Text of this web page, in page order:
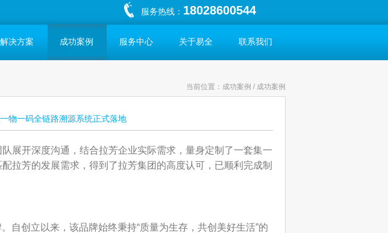
服务热线： 18028600544
解决方案 成功案例 服务中心 关于易全 联系我们
当前位置：成功案例 / 成功案例
物一码全链路溯源系统正式落地
展开深度沟通，结合拉芳企业实际需求，量身定制了一套集一
拉芳的发展需求，得到了拉芳集团的高度认可，已顺利完成制
自创立以来，该品牌始终秉持“质量为生存，共创美好生活”的